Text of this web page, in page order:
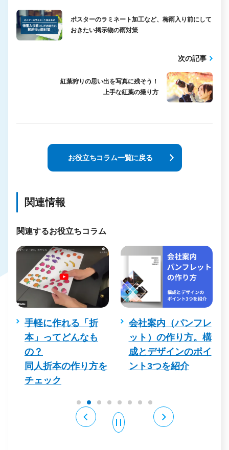
ポスターのラミネート加工など、梅雨入り前にして
おきたい掲示物の雨対策
次の記事
紅葉狩りの思い出を写真に残そう！
上手な紅葉の撮り方
お役立ちコラム一覧に戻る
関連情報
関連するお役立ちコラム
手軽に作れる「折
本」ってどんなも
の？
同人折本の作り方を
チェック
会社案内（パンフレ
ット）の作り方。構
成とデザインのポイ
ント3つを紹介